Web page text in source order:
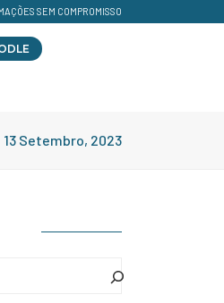
SEM COMPROMISSO
13 Setembro, 2023